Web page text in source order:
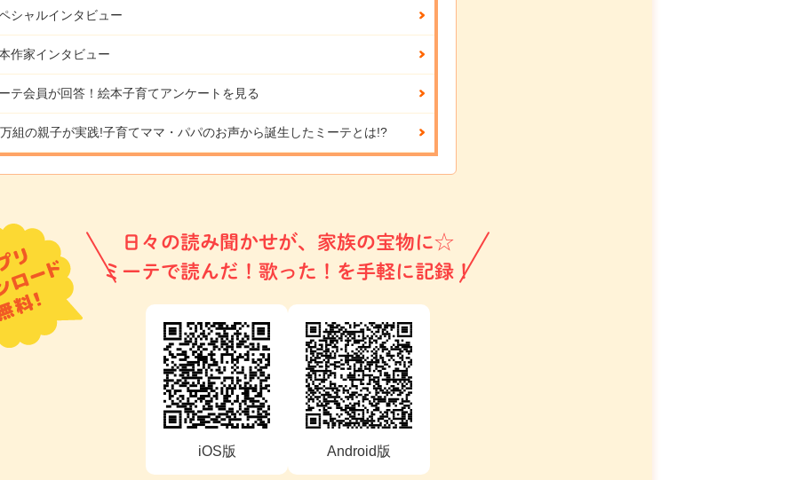
シャルインタビュー
作家インタビュー
テ会員が回答！ 絵本子育てアンケートを見る
組の親子が実践!子育てママ・パパのお声から誕生したミーテとは!?
日々の読み聞かせが、家族の宝物に☆
ミーテで読んだ！歌った！を手軽に記録！
iOS版 Android版